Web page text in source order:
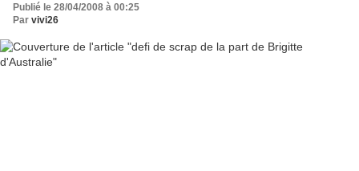
Publié le 28/04/2008 à 00:25
Par vivi26